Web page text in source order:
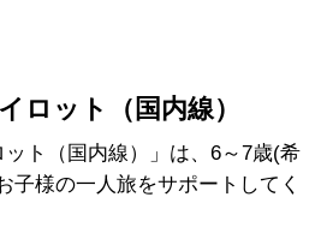
ロット（国内線）
ット（国内線）」は、6～7歳(希
子様の一人旅をサポートしてく